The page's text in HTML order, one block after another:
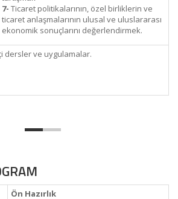
7- Ticaret politikalarının, özel birliklerin ve
ticaret anlaşmalarının ulusal ve uluslararası
ekonomik sonuçlarını değerlendirmek.
dersler ve uygulamalar.
Ön Hazırlık